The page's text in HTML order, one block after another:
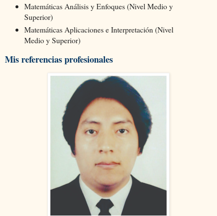
Matemáticas Análisis y Enfoques (Nivel Medio y
Superior)
Matemáticas Aplicaciones e Interpretación (Nivel
Medio y Superior)
Mis referencias profesionales